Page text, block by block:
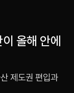
올해 안에
제도권 편입과